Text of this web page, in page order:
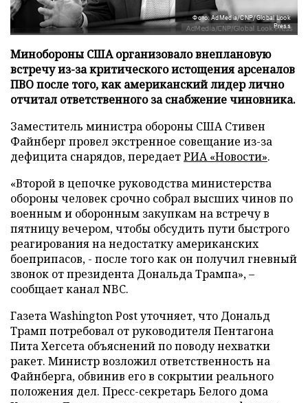
Фото: AdMedia/CNP/Global Look
Press
Минобороны США организовало внеплановую
встречу из-за критического истощения арсеналов
ПВО после того, как американский лидер лично
отчитал ответственного за снабжение чиновника.
Заместитель министра обороны США Стивен
Файнберг провел экстренное совещание из-за
дефицита снарядов, передаетРИА «Новости».
«Второй в цепочке руководства министерства
обороны человек срочно собрал высших чинов по
военным и оборонным закупкам на встречу в
пятницу вечером, чтобы обсудить пути быстрого
реагирования на недостатку американских
боеприпасов, - после того как он получил гневный
звонок от президента Дональда Трампа», –
сообщает канал NBC.
Газета Washington Post уточняет, что Дональд
Трамп потребовал от руководителя Пентагона
Пита Хегсета объяснений по поводу нехватки
ракет. Министр возложил ответственность на
Файнберга, обвинив его в сокрытии реального
положения дел. Пресс-секретарь Белого дома